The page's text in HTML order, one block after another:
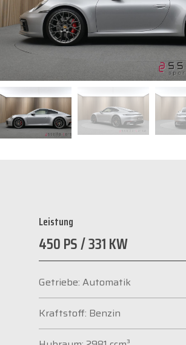
Leistung
450 PS / 331 KW
Getriebe: Automatik
Kraftstoff: Benzin